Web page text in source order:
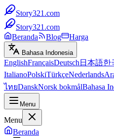
Story321.com
Story321.com
Beranda
Blog Harga
Bahasa Indonesia
EnglishFrançaisDeutsch 日本語한
ItalianoPolskiTürkçeNederlands
ไทยDanskNorsk bokmålBahasa
Menu
Menu
Beranda